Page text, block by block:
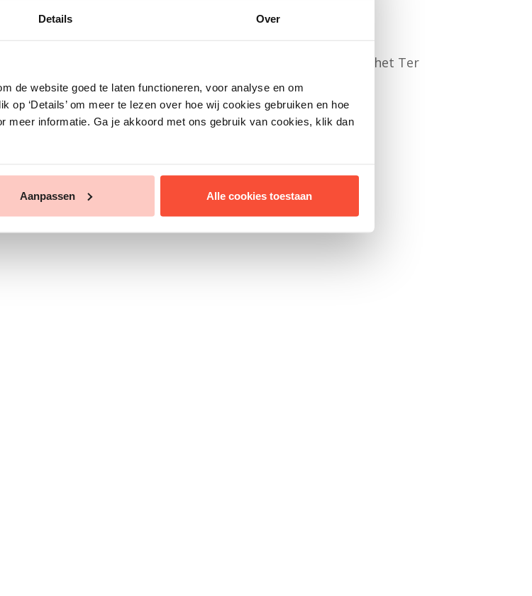
Details Over
de website goed te laten functioneren, voor analyse en om
op ‘Details’ om meer te lezen over hoe wij cookies gebruiken en hoe
meer informatie. Ga je akkoord met ons gebruik van cookies, klik dan
Aanpassen Alle cookies toestaan
Doneer vandaag nog en ontvang het Ter
recept in je mailbox.
je wel!